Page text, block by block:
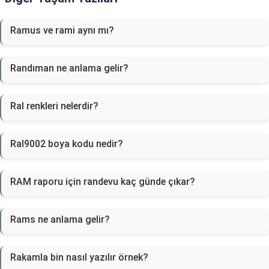
Ramus ve rami aynı mı?
Randıman ne anlama gelir?
Ral renkleri nelerdir?
Ral9002 boya kodu nedir?
RAM raporu için randevu kaç günde çıkar?
Rams ne anlama gelir?
Rakamla bin nasıl yazılır örnek?